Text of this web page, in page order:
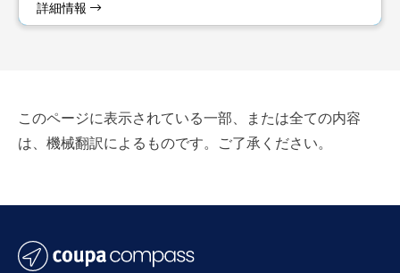
詳細情報
このページに表示されている一部、または全ての内容
は、機械翻訳によるものです。ご了承ください。